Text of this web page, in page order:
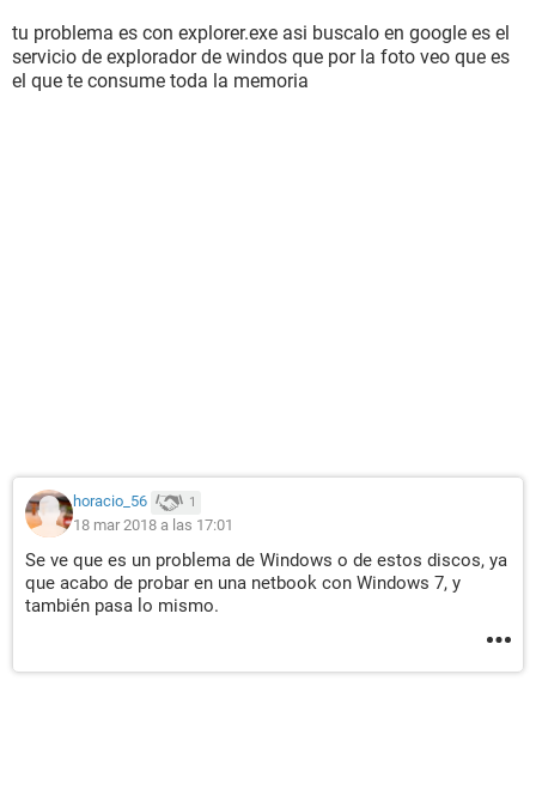
tu problema es con explorer.exe asi buscalo en google es el
servicio de explorador de windos que por la foto veo que es
el que te consume toda la memoria
horacio_56 1
18 mar 2018 a las 17:01
Se ve que es un problema de Windows o de estos discos, ya
que acabo de probar en una netbook con Windows 7, y
también pasa lo mismo.